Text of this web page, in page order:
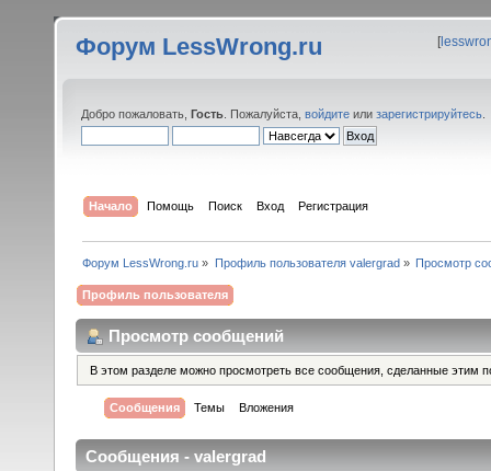
Форум LessWrong.ru [
Добро пожаловать, Гость . Пожалуйста, войдите или зарегистрируйтесь
Начало Помощь Поиск Вход Регистрация
Форум LessWrong.ru » Профиль пользователя valergrad» Просмотр
Профиль пользователя
Просмотр сообщений
В этом разделе можно просмотреть все сообщения, сделанные этим
Сообщения Темы Вложения
Сообщения - valergrad